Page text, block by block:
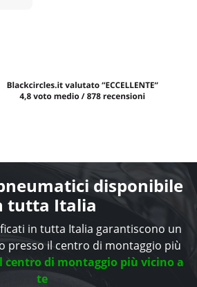
disponibile
tutta Italia
in tutta Italia garantiscono un
presso il centro di montaggio più
centro di montaggio più vicino a
te